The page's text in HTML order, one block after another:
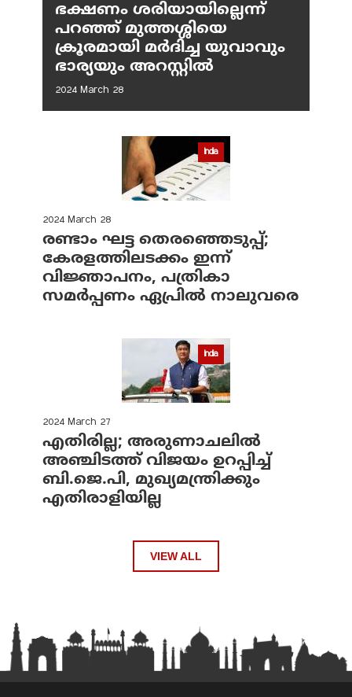
ഭക്ഷണം ശരിയായില്ലെന്ന്
പറഞ്ഞ് മുത്തശ്ശിയെ
ക്രൂരമായി മര്‍ദിച്ച യുവാവും
ഭാര്യയും അറസ്റ്റില്‍
2024 March 28
India
2024 March 28
രണ്ടാം ഘട്ട തെരഞ്ഞെടുപ്പ്;
കേരളത്തിലടക്കം ഇന്ന്
വിജ്ഞാപനം, പത്രികാ
സമര്‍പ്പണം ഏപ്രില്‍ നാലുവരെ
India
2024 March 27
എതിരില്ല; അരുണാചലില്‍
അഞ്ചിടത്ത് വിജയം ഉറപ്പിച്ച്
ബി.ജെ.പി, മുഖ്യമന്ത്രിക്കും
എതിരാളിയില്ല
VIEW ALL